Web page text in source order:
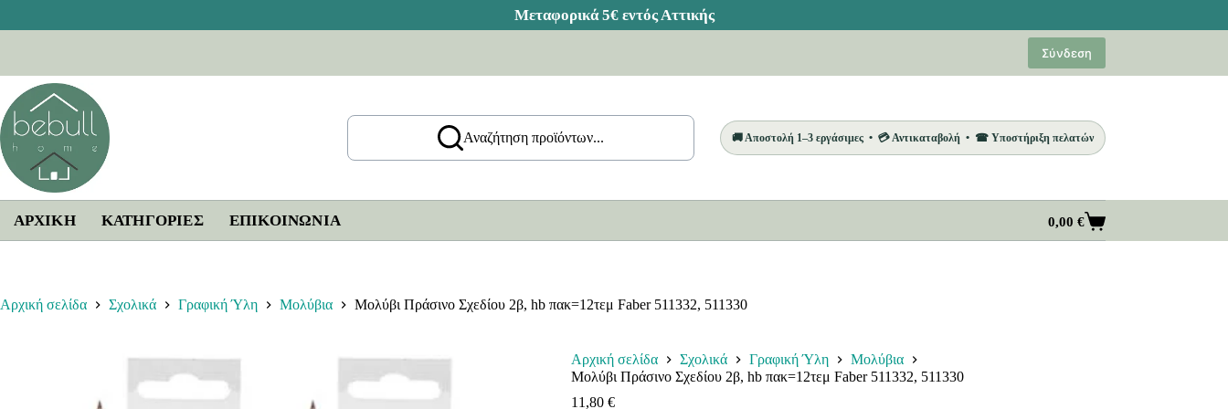
Σύνδεση
Αναζήτηση προϊόντων... 🚚 Αποστολή 1–3 εργάσιμες • 💳 Αντικαταβολή • ☎ Υποστήριξη πελατών
ΑΡΧΙΚΗ ΚΑΤΗΓΟΡΙΕΣ ΕΠΙΚΟΙΝΩΝΊΑ
Καλάθι
Αγορών
0,00 €
Αρχική σελίδα Σχολικά Γραφική Ύλη Μολύβια Μολύβι Πράσινο Σχεδίου 2β, hb πακ=12τεμ Faber 511332, 511330
Αρχική σελίδα Σχολικά Γραφική Ύλη
Μολύβια
Μολύβι Πράσινο Σχεδίου 2β, hb πακ=12τεμ Faber 511332, 511330
11,80 €